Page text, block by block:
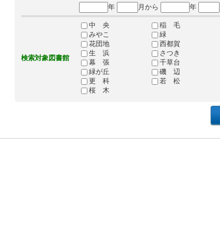
年
月から 年
検索対象図書館
中 央
稲 毛
みやこ
緑
花団地
西都賀
生 浜
さつき
幕 張
千草台
緑が丘
磯 辺
更 科
若 松
桜 木